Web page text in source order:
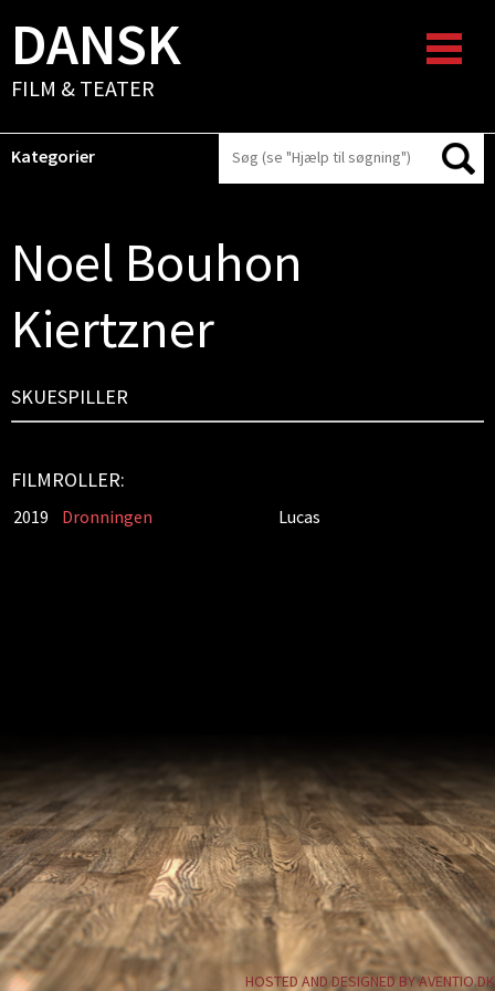
DANSK
FILM & TEATER
Kategorier
Noel Bouhon
Kiertzner
SKUESPILLER
FILMROLLER:
2019 Dronningen Lucas
HOSTED AND DESIGNED BY AVENTIO.DK